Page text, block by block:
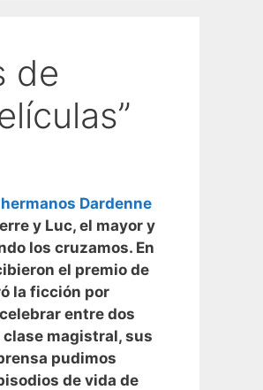
de
Dardenne
y Luc, el mayor y
los cruzamos. En
el premio de
la ficción por
entre dos
magistral, sus
pudimos
de vida de